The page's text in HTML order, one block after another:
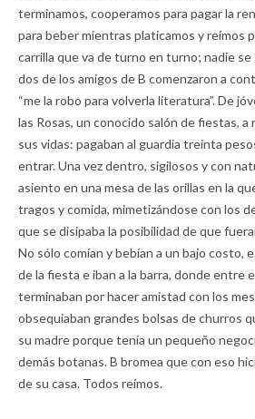
terminamos, cooperamos para pagar la
para beber mientras platicamos y reímos
carrilla que va de turno en turno; nadie se
dos de los amigos de B comenzaron a
“me la robo para volverla literatura”. De
las Rosas, un conocido salón de fiestas, a
sus vidas: pagaban al guardia treinta
entrar. Una vez dentro, sigilosos y con
asiento en una mesa de las orillas en la
tragos y comida, mimetizándose con los
que se disipaba la posibilidad de que
No sólo comían y bebían a un bajo costo,
de la fiesta e iban a la barra, donde entre
terminaban por hacer amistad con los
obsequiaban grandes bolsas de churros
su madre porque tenía un pequeño
demás botanas. B bromea que con eso
de su casa. Todos reímos.